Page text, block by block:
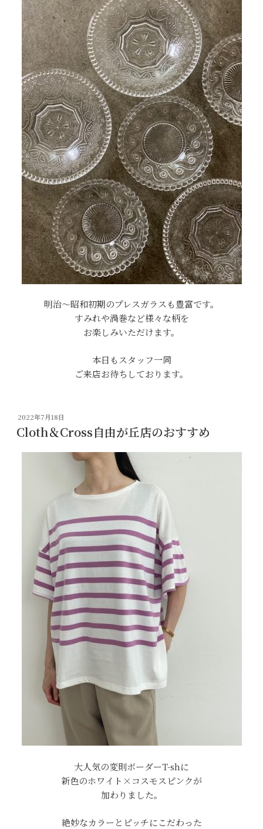
明治～昭和初期のプレスガラスも豊富です。
すみれや渦巻など様々な柄を
お楽しみいただけます。
本日もスタッフ一同
ご来店お待ちしております。
投
稿
日:
2022年7月18日
Cloth＆Cross自由が丘店のおすすめ
大人気の変則ボーダーT-shに
新色のホワイト×コスモスピンクが
加わりました。
絶妙なカラーとピッチにこだわった